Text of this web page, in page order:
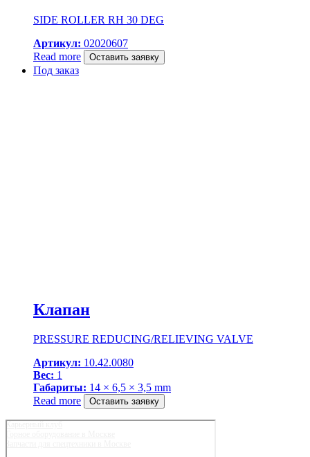
SIDE ROLLER RH 30 DEG
Артикул: 02020607
Read more
Оставить заявку
Под заказ
Клапан
PRESSURE REDUCING/RELIEVING VALVE
Артикул: 10.42.0080
Вес: 1
Габариты: 14 × 6,5 × 3,5 mm
Read more
Оставить заявку